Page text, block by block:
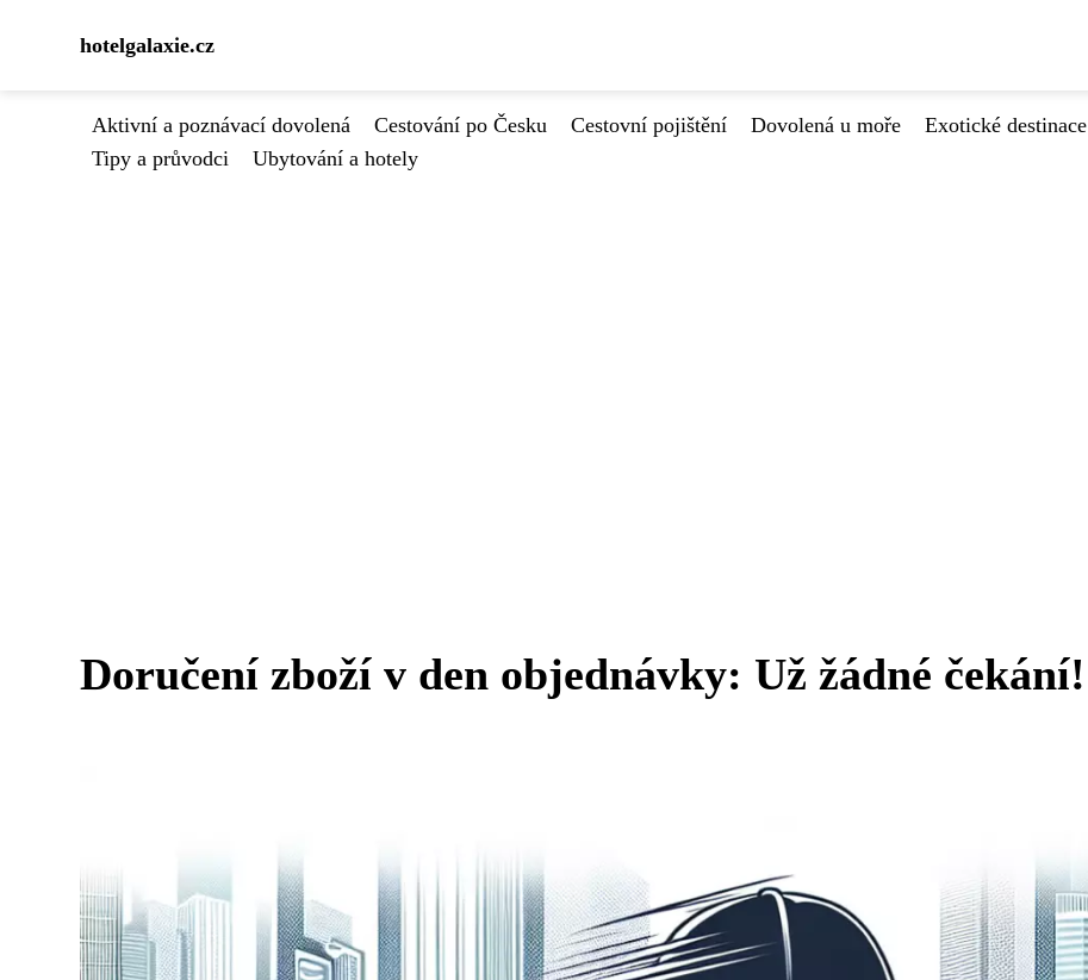
hotelgalaxie.cz
Aktivní a poznávací dovolená Cestování po Česku Cestovní pojištění Dovolená u moře Exotické destinace
Tipy a průvodci
Ubytování a hotely
Doručení zboží v den objednávky: Už žádné čekání!